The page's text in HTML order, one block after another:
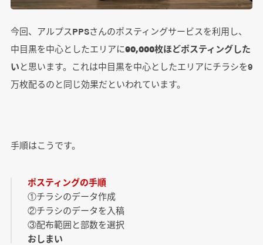
今回、アルプスPPSさんのポスティングサービスを利用し、
中目黒を中心としたエリアに90,000枚ほどポスティングした
いと思います。これは中目黒を中心としたエリアにチラシを9
万枚配るのと同じ効果だといわれています。
手順はこうです。
ポスティングの手順
①チラシのデータ作成
②チラシのデータを入稿
③配布範囲と部数を選択
おしまい